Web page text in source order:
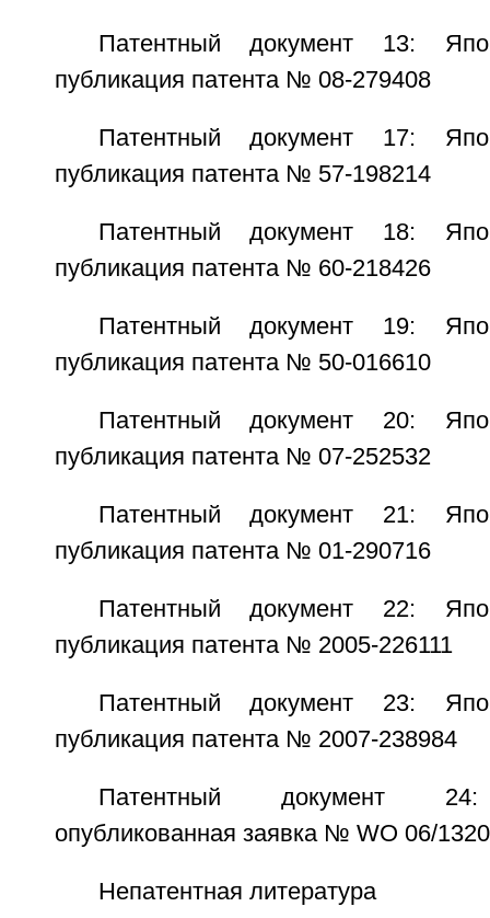
Патентный документ 13:
публикация патента № 08-279408
Патентный документ 17:
публикация патента № 57-198214
Патентный документ 18:
публикация патента № 60-218426
Патентный документ 19:
публикация патента № 50-016610
Патентный документ 20:
публикация патента № 07-252532
Патентный документ 21:
публикация патента № 01-290716
Патентный документ 22:
публикация патента № 2005-226111
Патентный документ 23:
публикация патента № 2007-238984
Патентный документ 24:
опубликованная заявка № WO 06/
Непатентная литература